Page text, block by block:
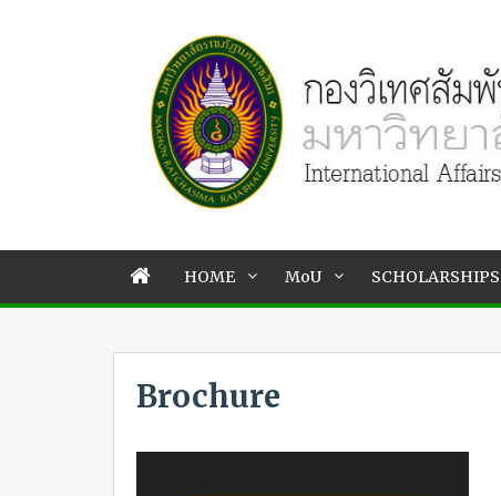
HOME MoU SCHOLARSHIPS
Brochure